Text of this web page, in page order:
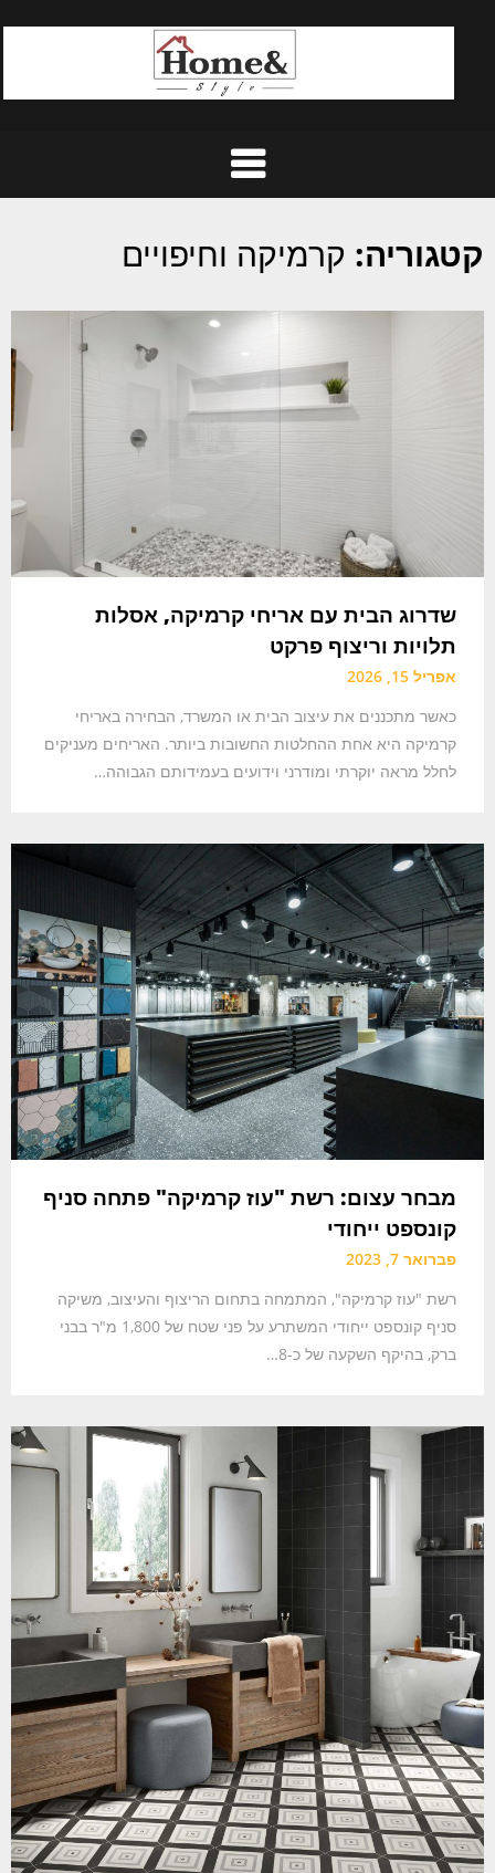
קטגוריה: קרמיקה וחיפויים
שדרוג הבית עם אריחי קרמיקה, אסלות
תלויות וריצוף פרקט
אפריל 15, 2026
כאשר מתכננים את עיצוב הבית או המשרד, הבחירה באריחי
קרמיקה היא אחת ההחלטות החשובות ביותר. האריחים מעניקים
לחלל מראה יוקרתי ומודרני וידועים בעמידותם הגבוהה…
מבחר עצום: רשת "עוז קרמיקה" פתחה סניף
קונספט ייחודי
פברואר 7, 2023
רשת "עוז קרמיקה", המתמחה בתחום הריצוף והעיצוב, משיקה
סניף קונספט ייחודי המשתרע על פני שטח של 1,800 מ"ר בבני
ברק, בהיקף השקעה של כ-8…